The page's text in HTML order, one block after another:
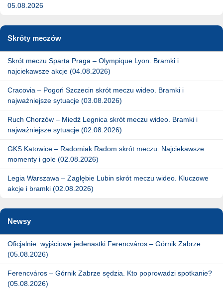
05.08.2026
Skróty meczów
Skrót meczu Sparta Praga – Olympique Lyon. Bramki i
najciekawsze akcje (04.08.2026)
Cracovia – Pogoń Szczecin skrót meczu wideo. Bramki i
najważniejsze sytuacje (03.08.2026)
Ruch Chorzów – Miedź Legnica skrót meczu wideo. Bramki i
najważniejsze sytuacje (02.08.2026)
GKS Katowice – Radomiak Radom skrót meczu. Najciekawsze
momenty i gole (02.08.2026)
Legia Warszawa – Zagłębie Lubin skrót meczu wideo. Kluczowe
akcje i bramki (02.08.2026)
Newsy
Oficjalnie: wyjściowe jedenastki Ferencváros – Górnik Zabrze
(05.08.2026)
Ferencváros – Górnik Zabrze sędzia. Kto poprowadzi spotkanie?
(05.08.2026)